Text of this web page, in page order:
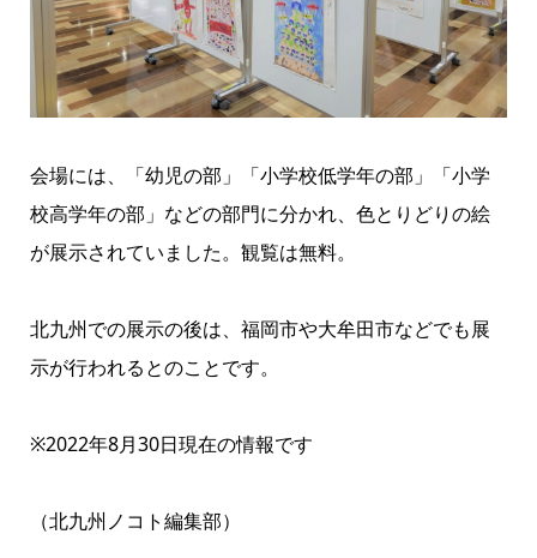
会場には、「幼児の部」「小学校低学年の部」「小学
校高学年の部」などの部門に分かれ、色とりどりの絵
が展示されていました。観覧は無料。
北九州での展示の後は、福岡市や大牟田市などでも展
示が行われるとのことです。
※2022年8月30日現在の情報です
（北九州ノコト編集部）